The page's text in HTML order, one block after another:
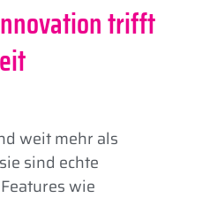
trifft
weit mehr als
sind echte
wie